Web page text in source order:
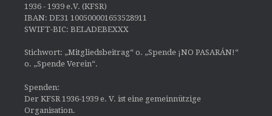
1936 - 1939 e.V. (KFSR)
IBAN: DE31 100500001653528911
SWIFT-BIC: BELADEBEXXX
Stichwort: „Mitgliedsbeitrag“ o. „Spende ¡NO PASARÁN!“
o. „Spende Verein“.
Spenden:
Der KFSR 1936-1939 e. V. ist eine gemeinnützige
Organisation.